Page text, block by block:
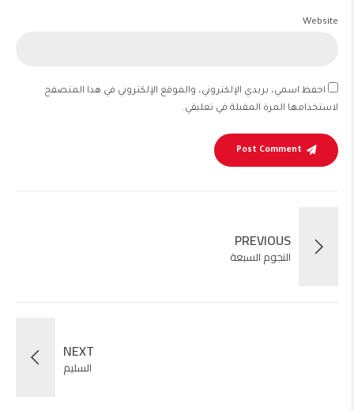
Website
احفظ اسمي، بريدي الإلكتروني، والموقع الإلكتروني في هذا المتصفح
لاستخدامها المرة المقبلة في تعليقي.
Post Comment
PREVIOUS
النجوم السبعة
NEXT
السليم